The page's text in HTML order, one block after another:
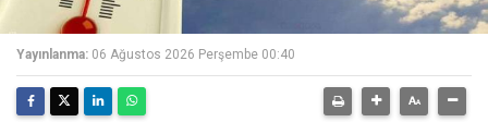
Yayınlanma: 06 Ağustos 2026 Perşembe 00:40